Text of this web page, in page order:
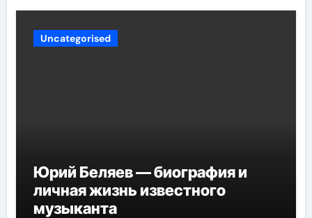
Uncategorised
Юрий Беляев — биография и
личная жизнь известного
музыканта